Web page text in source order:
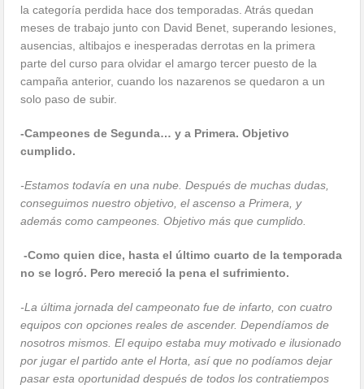
la categoría perdida hace dos temporadas. Atrás quedan
meses de trabajo junto con David Benet, superando lesiones,
ausencias, altibajos e inesperadas derrotas en la primera
parte del curso para olvidar el amargo tercer puesto de la
campaña anterior, cuando los nazarenos se quedaron a un
solo paso de subir.
-Campeones de Segunda… y a Primera. Objetivo
cumplido.
-Estamos todavía en una nube. Después de muchas dudas,
conseguimos nuestro objetivo, el ascenso a Primera, y
además como campeones. Objetivo más que cumplido.
-Como quien dice, hasta el último cuarto de la temporada
no se logró. Pero mereció la pena el sufrimiento.
-La última jornada del campeonato fue de infarto, con cuatro
equipos con opciones reales de ascender. Dependíamos de
nosotros mismos. El equipo estaba muy motivado e ilusionado
por jugar el partido ante el Horta, así que no podíamos dejar
pasar esta oportunidad después de todos los contratiempos